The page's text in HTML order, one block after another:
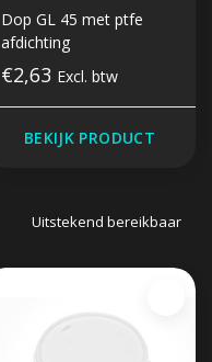
Dop GL 45 met ptfe
afdichting
€2,63 Excl. btw
BEKIJK PRODUCT
Uitstekend bereikbaar